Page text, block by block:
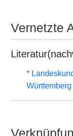
Vernetzte
*